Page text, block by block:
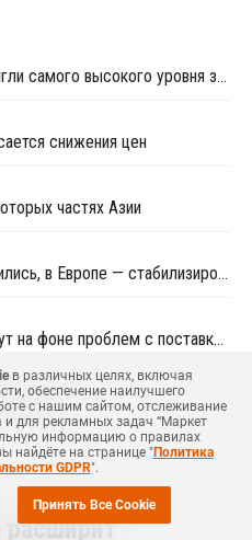
Цены на китайский ПВД достигли самого высокого уровня за восемь месяцев из-за ирано-израильского конфликта
снижения цен
частях Азии
Цены ПВД в США и Азии снизились, в Европе — стабилизировались
Цены ПВД в США и Азии растут на фоне проблем с поставками
выросли
расширит
в различных целях, включая
обеспечение наилучшего
с нашим сайтом, отслеживание
и для рекламных задач “Маркет
информацию о правилах
найдёте на странице "Политика
GDPR".
Принять Все Cookie